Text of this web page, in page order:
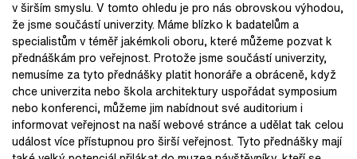
v širším smyslu. V tomto ohledu je pro nás obrovskou výhodou,
že jsme součástí univerzity. Máme blízko k badatelům a
specialistům v téměř jakémkoli oboru, které můžeme pozvat k
přednáškám pro veřejnost. Protože jsme součástí univerzity,
nemusíme za tyto přednášky platit honoráře a obráceně, když
chce univerzita nebo škola architektury uspořádat symposium
nebo konferenci, můžeme jim nabídnout své auditorium i
informovat veřejnost na naší webové stránce a udělat tak celou
událost více přístupnou pro širší veřejnost. Tyto přednášky mají